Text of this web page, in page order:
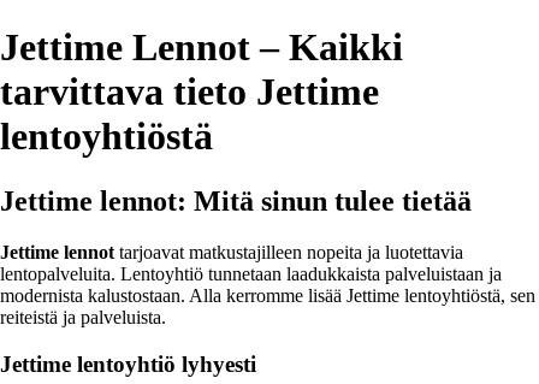
Jettime Lennot – Kaikki
tarvittava tieto Jettime
lentoyhtiöstä
Jettime lennot: Mitä sinun tulee tietää
Jettime lennot tarjoavat matkustajilleen nopeita ja luotettavia
lentopalveluita. Lentoyhtiö tunnetaan laadukkaista palveluistaan ja
modernista kalustostaan. Alla kerromme lisää Jettime lentoyhtiöstä, sen
reiteistä ja palveluista.
Jettime lentoyhtiö lyhyesti